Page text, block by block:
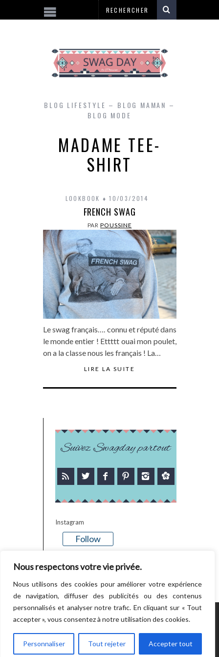
Nous respectons votre vie privée.
Nous utilisons des cookies pour améliorer votre expérience
de navigation, diffuser des publicités ou des contenus
personnalisés et analyser notre trafic. En cliquant sur « Tout
accepter », vous consentez à notre utilisation des cookies.
Personnaliser Tout rejeter Accepter tout
BLOG LIFESTYLE – BLOG MAMAN –
BLOG MODE
MADAME TEE-
SHIRT
LOOKBOOK 10/03/2014
FRENCH SWAG
PARPOUSSINE
Le swag français…. connu et réputé dans
le monde entier ! Ettttt ouai mon poulet,
on a la classe nous les français ! La…
LIRE LA SUITE
Suivez Swagday partout
Instagram
Follow
POWERED BY WORDPRESS.CREATED BY
THEMESINDEP
RETOUR EN HAUT